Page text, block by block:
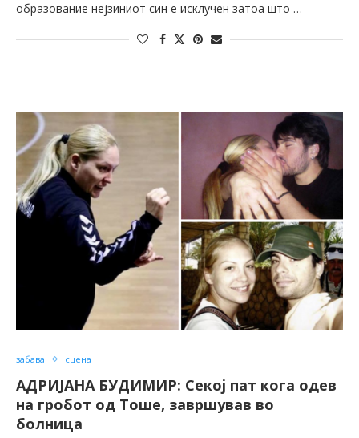
образование нејзиниот син е исклучен затоа што …
забава сцена
АДРИЈАНА БУДИМИР: Секој пат кога одев
на гробот од Тоше, завршував во
болница